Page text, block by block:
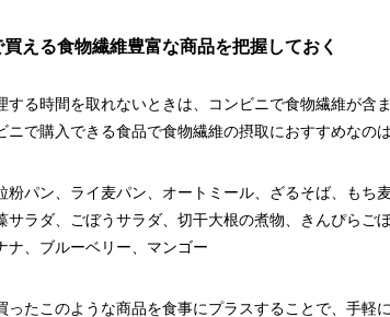
える食物繊維豊富な商品を把握しておく
する時間を取れないときは、コンビニで食物繊維が含
ニで購入できる食品で食物繊維の摂取におすすめなの
粉パン、ライ麦パン、オートミール、ざるそば、もち
サラダ、ごぼうサラダ、切干大根の煮物、きんぴらご
ナ、ブルーベリー、マンゴー
ったこのような商品を食事にプラスすることで、手軽